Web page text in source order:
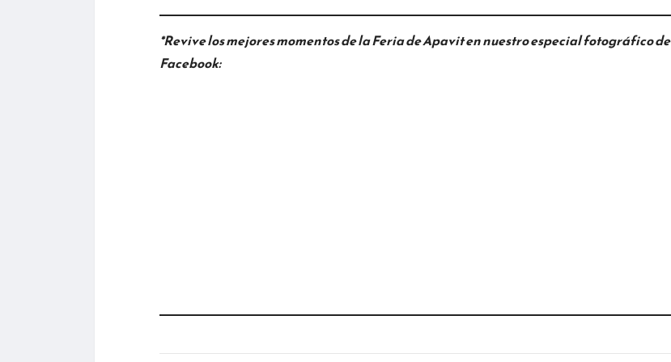
*Revive los mejores momentos de la Feria de Apavit en nuestro especial fotográfico de
Facebook: